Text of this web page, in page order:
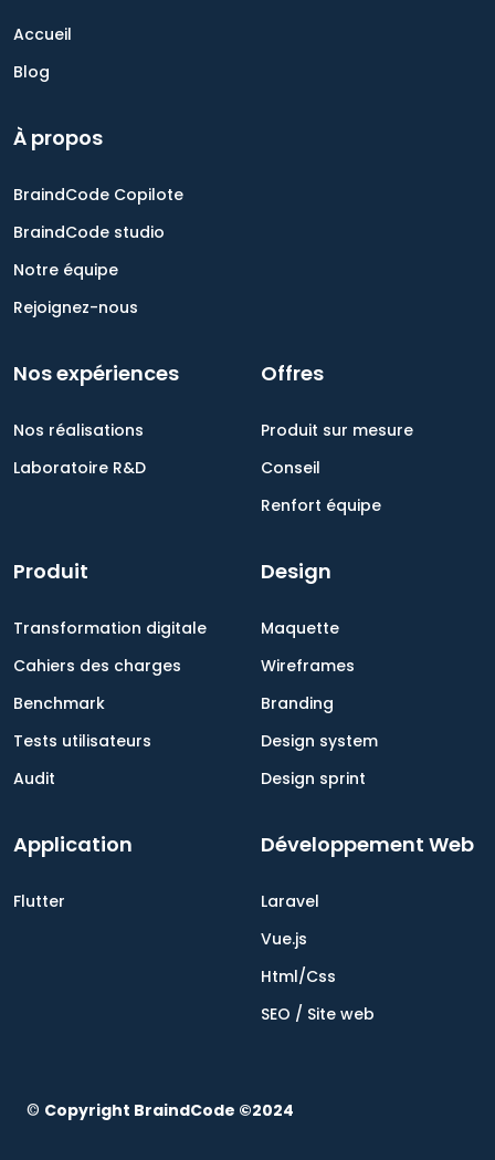
Accueil
Blog
À propos
BraindCode Copilote
BraindCode studio
Notre équipe
Rejoignez-nous
Nos expériences
Nos réalisations
Laboratoire R&D
Offres
Produit sur mesure
Conseil
Renfort équipe
Produit
Transformation digitale
Cahiers des charges
Benchmark
Tests utilisateurs
Audit
Design
Maquette
Wireframes
Branding
Design system
Design sprint
Application
Flutter
Développement Web
Laravel
Vue.js
Html/Css
SEO / Site web
© Copyright BraindCode ©2024